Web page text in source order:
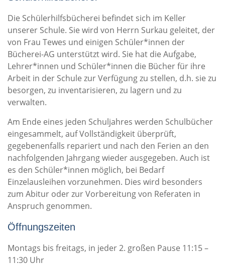
Die Schülerhilfsbücherei befindet sich im Keller
unserer Schule. Sie wird von Herrn Surkau geleitet, der
von Frau Tewes und einigen Schüler*innen der
Bücherei-AG unterstützt wird. Sie hat die Aufgabe,
Lehrer*innen und Schüler*innen die Bücher für ihre
Arbeit in der Schule zur Verfügung zu stellen, d.h. sie zu
besorgen, zu inventarisieren, zu lagern und zu
verwalten.
Am Ende eines jeden Schuljahres werden Schulbücher
eingesammelt, auf Vollständigkeit überprüft,
gegebenenfalls repariert und nach den Ferien an den
nachfolgenden Jahrgang wieder ausgegeben. Auch ist
es den Schüler*innen möglich, bei Bedarf
Einzelausleihen vorzunehmen. Dies wird besonders
zum Abitur oder zur Vorbereitung von Referaten in
Anspruch genommen.
Öffnungszeiten
Montags bis freitags, in jeder 2. großen Pause 11:15 –
11:30 Uhr